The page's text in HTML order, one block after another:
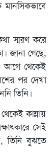
স্মরণ করে
জানা গেছে,
আগে থেকেই
পর দেখা
তিনি।
কান্নায়
সেই
তিনি বুঝতে